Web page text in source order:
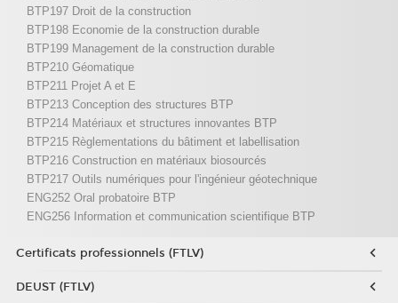
BTP197 Droit de la construction
BTP198 Economie de la construction durable
BTP199 Management de la construction durable
BTP210 Géomatique
BTP211 Projet A et E
BTP213 Conception des structures BTP
BTP214 Matériaux et structures innovantes BTP
BTP215 Règlementations du bâtiment et labellisation
BTP216 Construction en matériaux biosourcés
BTP217 Outils numériques pour l'ingénieur géotechnique
ENG252 Oral probatoire BTP
ENG256 Information et communication scientifique BTP
Certificats professionnels (FTLV)
DEUST (FTLV)